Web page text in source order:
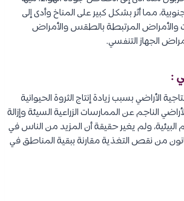
مما أثر بشكل كبير على المناخ وأدى إلى
والأمراض المرتبطة بالطقس والأمراض
الجهاز التنفسي.
الأراضي بسبب زيادة إنتاج الثروة الحيوانية
الناجم عن الممارسات الزراعية السيئة وإزالة
البيئية، ولم يغير حقيقة أن المزيد من الناس في
من نقص التغذية مقارنة ببقية المناطق في